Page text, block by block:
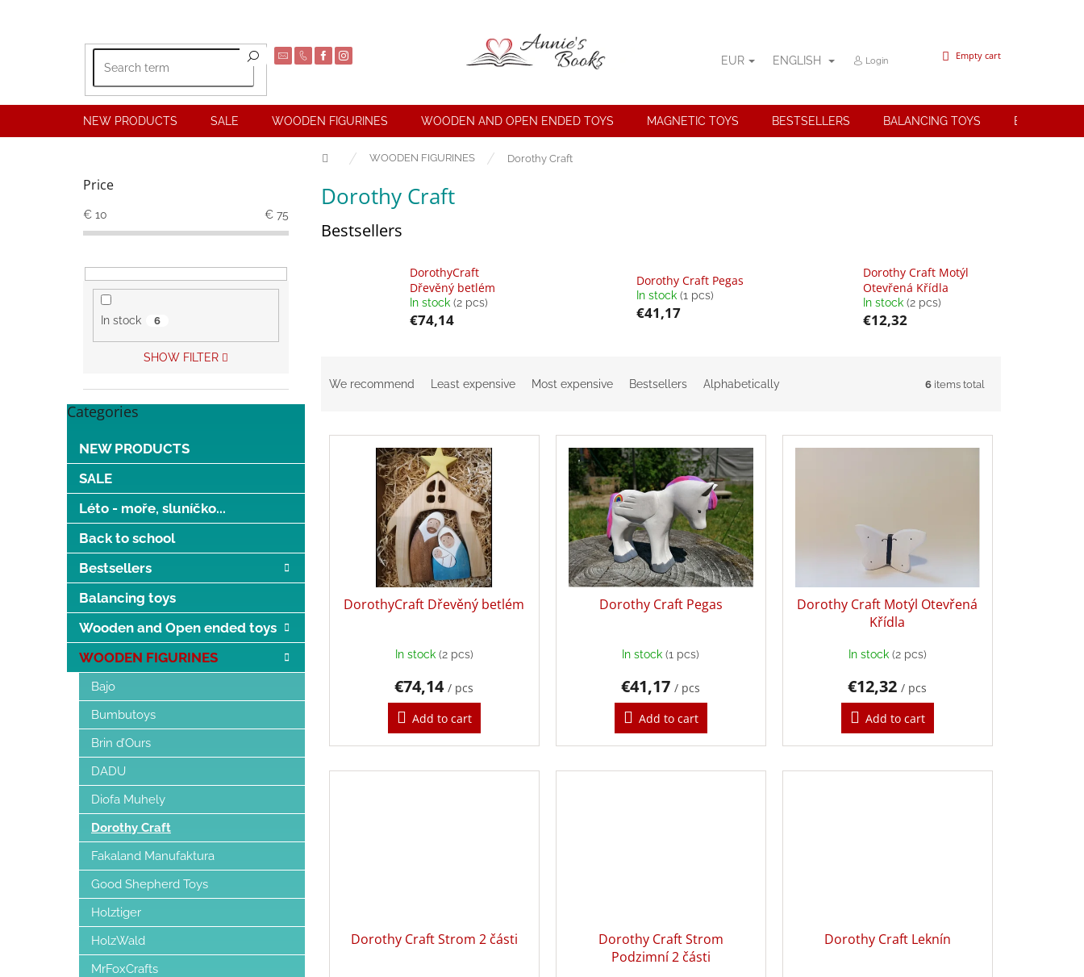
EUR
ENGLISH Login
SHOPPING
Empty cart
NEW PRODUCTS SALE WOODEN FIGURINES WOODEN AND OPEN ENDED TOYS MAGNETIC TOYS BESTSELLERS BALANCING TOYS BRANDS
Home WOODEN FIGURINES Dorothy Craft
Price
€ 10 € 75
In stock 6
SHOW FILTER
Skip
Categories
NEW PRODUCTS
SALE
Léto - moře, sluníčko...
Back to school
Bestsellers
Balancing toys
Wooden and Open ended toys
WOODEN FIGURINES
Bajo
Bumbutoys
Brin d’Ours
DADU
Diofa Muhely
Dorothy Craft
Fakaland Manufaktura
Good Shepherd Toys
Holztiger
HolzWald
MrFoxCrafts
Dorothy Craft
Bestsellers
DorothyCraft
Dřevěný betlém
In stock (2 pcs)
€74,14
Dorothy Craft Pegas
In stock (1 pcs)
€41,17
Dorothy Craft Motýl
Otevřená Křídla
In stock (2 pcs)
€12,32
u
We recommend Least expensive Most expensive Bestsellers Alphabetically 6 items total
DorothyCraft Dřevěný betlém
In stock (2 pcs)
€74,14/ pcs
Add to cart
Dorothy Craft Pegas
In stock(1 pcs)
€41,17/ pcs
Add to cart
Dorothy Craft Motýl Otevřená
Křídla
In stock (2 pcs)
€12,32/ pcs
Add to cart
Dorothy Craft Strom 2 části
Dorothy Craft Strom
Podzimní 2 části
Dorothy Craft Leknín